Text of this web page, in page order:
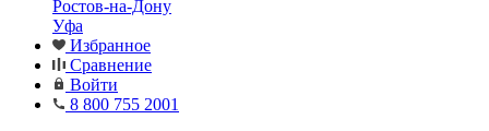
Ростов-на-Дону
Уфа
Избранное
Сравнение
Войти
8 800 755 2001